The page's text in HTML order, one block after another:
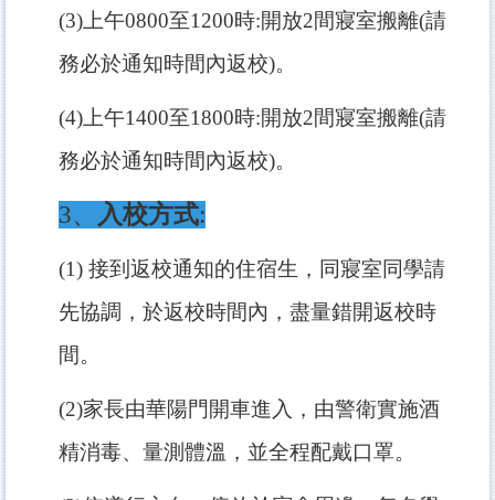
(3) 上午0800至1200時:開放2間寢室搬離(請
務必於通知時間內返校)。
(4) 上午1400至1800時:開放2間寢室搬離(請
務必於通知時間內返校)。
3、 入校方式:
(1) 接到返校通知的住宿生，同寢室同學請
先協調，於返校時間內，盡量錯開返校時
間。
(2)家長由華陽門開車進入，由警衛實施酒
精消毒、量測體溫，並全程配戴口罩。